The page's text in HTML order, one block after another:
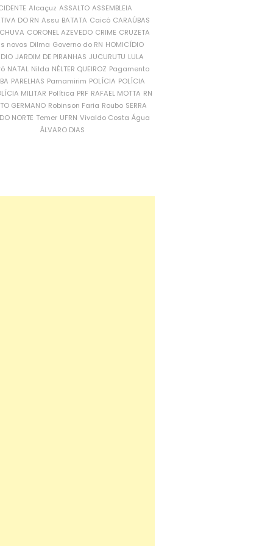
Alcaçuz ASSALTO ASSEMBLEIA
DO RN Assu BATATA Caicó CARAÚBAS
CORONEL AZEVEDO CRIME CRUZETA
novos Dilma Governo do RN HOMICÍDIO
JARDIM DE PIRANHAS JUCURUTU LULA
NATAL Nilda NÉLTER QUEIROZ Pagamento
PARELHAS Parnamirim POLÍCIA POLÍCIA
MILITAR Política PRF RAFAEL MOTTA RN
GERMANO Robinson Faria Roubo SERRA
NORTE Temer UFRN Vivaldo Costa Água
ÁLVARO DIAS